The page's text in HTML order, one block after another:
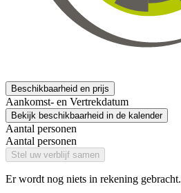
Beschikbaarheid en prijs
Aankomst- en Vertrekdatum
Bekijk beschikbaarheid in de kalender
Aantal personen
Aantal personen
Stel uw verblijf samen
Er wordt nog niets in rekening gebracht.